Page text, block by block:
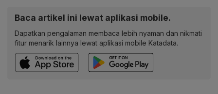
Baca artikel ini lewat aplikasi mobile.
Dapatkan pengalaman membaca lebih nyaman dan nikmati
fitur menarik lainnya lewat aplikasi mobile Katadata.